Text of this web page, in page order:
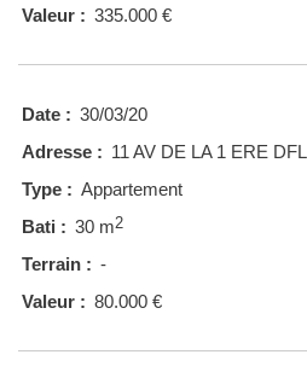
Valeur : 335.000 €
Date : 30/03/20
Adresse : 11 AV DE LA 1 ERE DFL
Type : Appartement
Bati : 30 m2
Terrain : -
Valeur : 80.000 €